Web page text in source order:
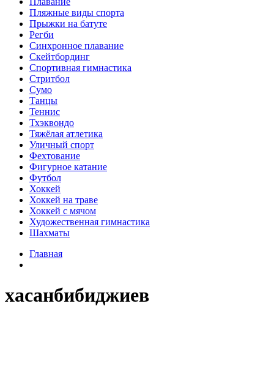
Пляжные виды спорта
Прыжки на батуте
Регби
Синхронное плавание
Скейтбординг
Спортивная гимнастика
Стритбол
Сумо
Танцы
Теннис
Тхэквондо
Тяжёлая атлетика
Уличный спорт
Фехтование
Фигурное катание
Футбол
Хоккей
Хоккей на траве
Хоккей с мячом
Художественная гимнастика
Шахматы
Главная
хасанбибиджиев